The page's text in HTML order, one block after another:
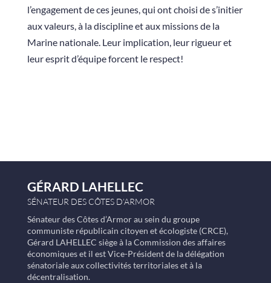
l’engagement de ces jeunes, qui ont choisi de s’initier
aux valeurs, à la discipline et aux missions de la
Marine nationale. Leur implication, leur rigueur et
leur esprit d’équipe forcent le respect!
GÉRARD LAHELLEC
SÉNATEUR DES CÔTES D’ARMOR
Sénateur des Côtes d’Armor au sein du groupe
communiste républicain citoyen et écologiste (CRCE),
Gérard LAHELLEC siège à la Commission des affaires
économiques et il est Vice-Président de la délégation
sénatoriale aux collectivités territoriales et à la
décentralisation.